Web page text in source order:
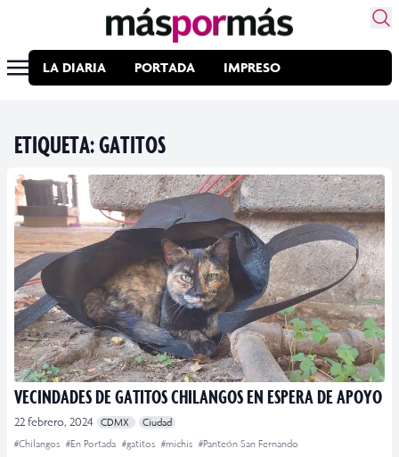
LA DIARIA PORTADA IMPRESO
ETIQUETA:GATITOS
VECINDADES DE GATITOS CHILANGOS EN ESPERA DE APOYO
22 febrero, 2024 CDMX
Ciudad
#Chilangos #En Portada #gatitos #michis #Panteón San Fernando